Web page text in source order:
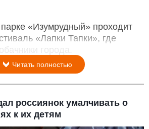
«Изумрудный» проходит
«Лапки Тапки», где
города.
Читать полностью
россиянок умалчивать о
к их детям